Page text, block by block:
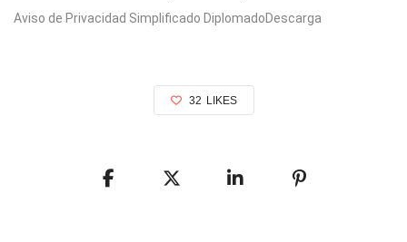
Aviso de Privacidad Simplificado DiplomadoDescarga
32 LIKES